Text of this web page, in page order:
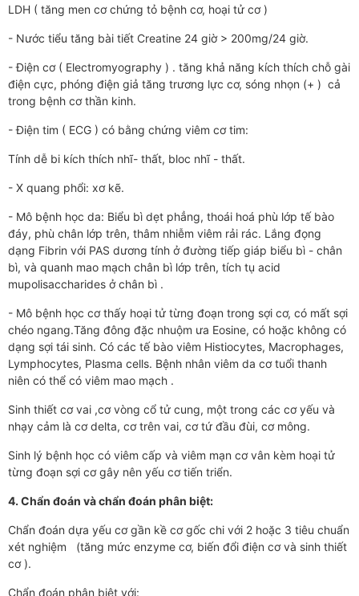
LDH ( tăng men cơ chứng tỏ bệnh cơ, hoại tử cơ )
- Nước tiểu tăng bài tiết Creatine 24 giờ > 200mg/24 giờ.
- Điện cơ ( Electromyography ) . tăng khả năng kích thích chỗ gài
điện cực, phóng điện giả tăng trương lực cơ, sóng nhọn (+ ) cả
trong bệnh cơ thần kinh.
- Điện tim ( ECG ) có bằng chứng viêm cơ tim:
Tính dễ bi kích thích nhĩ- thất, bloc nhĩ - thất.
- X quang phổi: xơ kẽ.
- Mô bệnh học da: Biểu bì dẹt phẳng, thoái hoá phù lớp tế bào
đáy, phù chân lớp trên, thâm nhiễm viêm rải rác. Lắng đọng
dạng Fibrin với PAS dương tính ở đường tiếp giáp biểu bì - chân
bì, và quanh mao mạch chân bì lớp trên, tích tụ acid
mupolisaccharides ở chân bì .
- Mô bệnh học cơ thấy hoại tử từng đoạn trong sợi cơ, có mất sợi
chéo ngang.Tăng đông đặc nhuộm ưa Eosine, có hoặc không có
dạng sợi tái sinh. Có các tế bào viêm Histiocytes, Macrophages,
Lymphocytes, Plasma cells. Bệnh nhân viêm da cơ tuổi thanh
niên có thể có viêm mao mạch .
Sinh thiết cơ vai ,cơ vòng cổ tử cung, một trong các cơ yếu và
nhạy cảm là cơ delta, cơ trên vai, cơ tứ đầu đùi, cơ mông.
Sinh lý bệnh học có viêm cấp và viêm mạn cơ vân kèm hoại tử
từng đoạn sợi cơ gây nên yếu cơ tiến triển.
4. Chẩn đoán và chẩn đoán phân biệt:
Chẩn đoán dựa yếu cơ gần kề cơ gốc chi với 2 hoặc 3 tiêu chuẩn
xét nghiệm (tăng mức enzyme cơ, biến đổi điện cơ và sinh thiết
cơ ).
Chẩn đoán phân biệt với: